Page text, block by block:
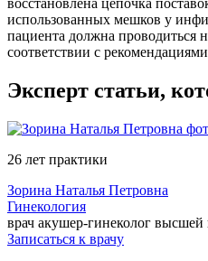
восстановлена цепочка
использованных мешков у
пациента должна проводиться
соответствии с
Эксперт статьи,
26 лет практики
Зорина Наталья Петровна
Гинекология
врач акушер-гинеколог
Записаться к врачу